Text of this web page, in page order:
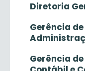
Diretoria
Gerência
Gerência